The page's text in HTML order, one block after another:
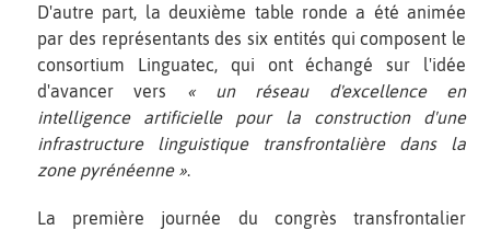
D'autre part, la deuxième table ronde a été animée
par des représentants des six entités qui composent le
consortium Linguatec, qui ont échangé sur l'idée
d'avancer vers « un réseau d'excellence en
intelligence artificielle pour la construction d'une
infrastructure linguistique transfrontalière dans la
zone pyrénéenne ».
La première journée du congrès transfrontalier